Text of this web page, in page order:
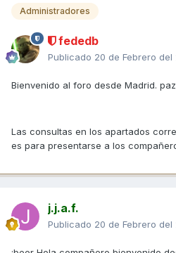
Administradores
fededb
Publicado 20 de Febrero del
Bienvenido al foro desde Madrid. paz_
Las consultas en los apartados
es para presentarse a los
j.j.a.f.
Publicado 20 de Febrero del